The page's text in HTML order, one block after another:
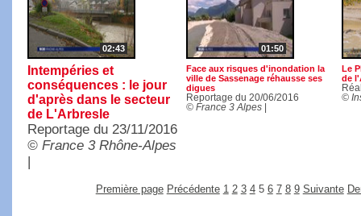
02:43
Intempéries et
conséquences : le jour
d'après dans le secteur
de L'Arbresle
Reportage du 23/11/2016
© France 3 Rhône-Alpes
|
01:50
Face aux risques d'inondation la
ville de Sassenage réhausse ses
digues
Reportage du 20/06/2016
© France 3 Alpes|
Le
de
©
Première page Précédente 1 2 3 4 5 6 7 8 9 Suivante